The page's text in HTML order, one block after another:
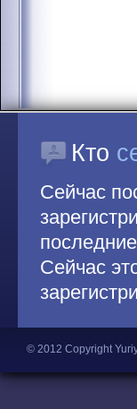
Кто
Сейчас
Сейчас
© 2012 Copyright